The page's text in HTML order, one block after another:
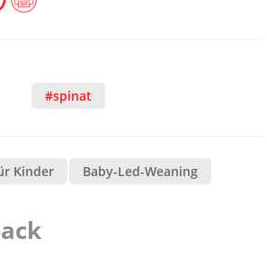
#spinat
Kinder Baby-Led-Weaning